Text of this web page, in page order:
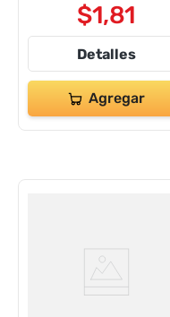
$1,81
Detalles
Agregar